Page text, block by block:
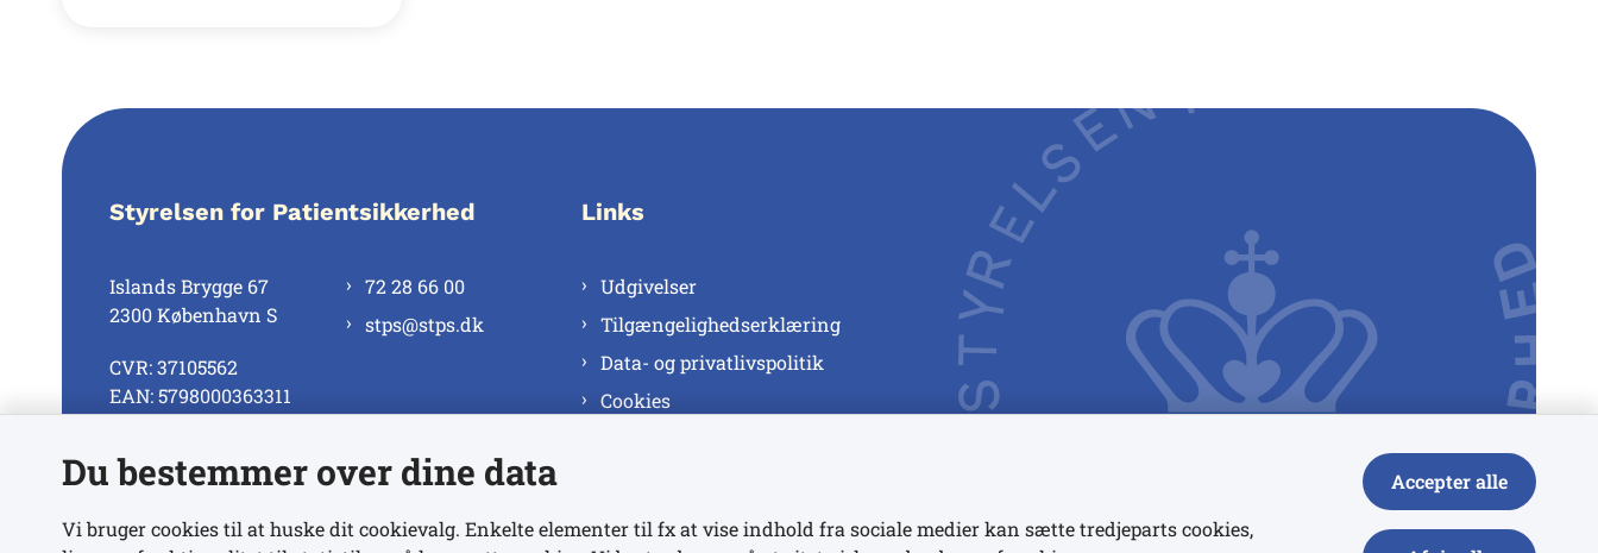
Styrelsen for Patientsikkerhed
Islands Brygge 67
2300 København S
CVR: 37105562
EAN: 5798000363311
72 28 66 00
stps@stps.dk
Se alle kontaktnumre
Links
Udgivelser
Tilgængelighedserklæring
Data- og privatlivspolitik
Cookies
Du bestemmer over dine data
Vi bruger cookies til at huske dit cookievalg. Enkelte elementer til fx at vise indhold fra sociale medier kan sætte tredjeparts cookies,
Accepter alle